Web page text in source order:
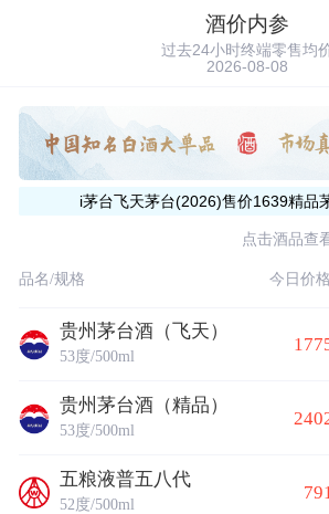
酒价内参
过去24小时终端零售均
2026-08-08
i茅台飞天茅台(2026)售价1639精品
点击酒品查
品名/规格 今日价
贵州茅台酒（飞天）
53度/500ml
贵州茅台酒（精品）
53度/500ml
五粮液普五八代
52度/500ml